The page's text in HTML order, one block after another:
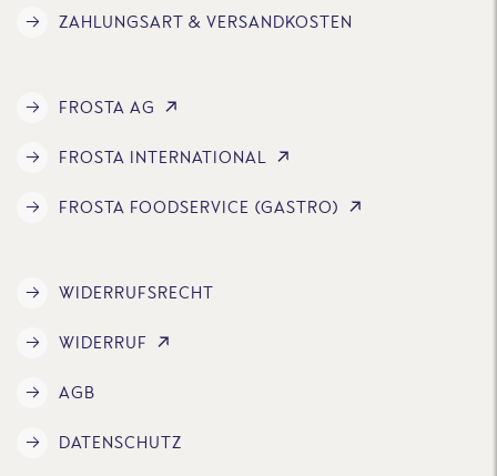
ZAHLUNGSART & VERSANDKOSTEN
FROSTA AG
FROSTA INTERNATIONAL
FROSTA FOODSERVICE (GASTRO)
WIDERRUFSRECHT
WIDERRUF
AGB
DATENSCHUTZ